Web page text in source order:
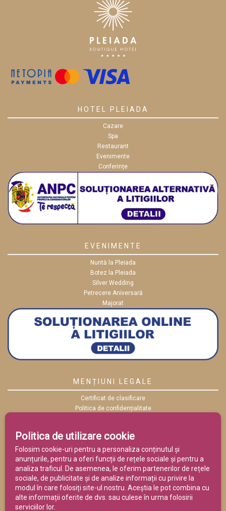
HOTEL PLEIADA
Cazare
Spa
Restaurant
Evenimente
Conferințe
EVENIMENTE
Nuntă la Pleiada
Botez la Pleiada
Silver Wedding
Petrecere Aniversară
Majorat
MENȚIUNI LEGALE
Certificat de clasificare
Politica de confidențialitate
Termeni și condiții
Politica de utilizare cookie
Folosim cookie-uri pentru a personaliza conținutul și
anunțurile, pentru a oferi funcții de rețele sociale și pentru a
analiza traficul. De asemenea, le oferim partenerilor de rețele
sociale, de publicitate și de analize informații cu privire la
modul în care folosiți site-ul nostru. Aceștia le pot combina cu
alte informații oferite de dvs. sau culese în urma folosirii
serviciilor lor.